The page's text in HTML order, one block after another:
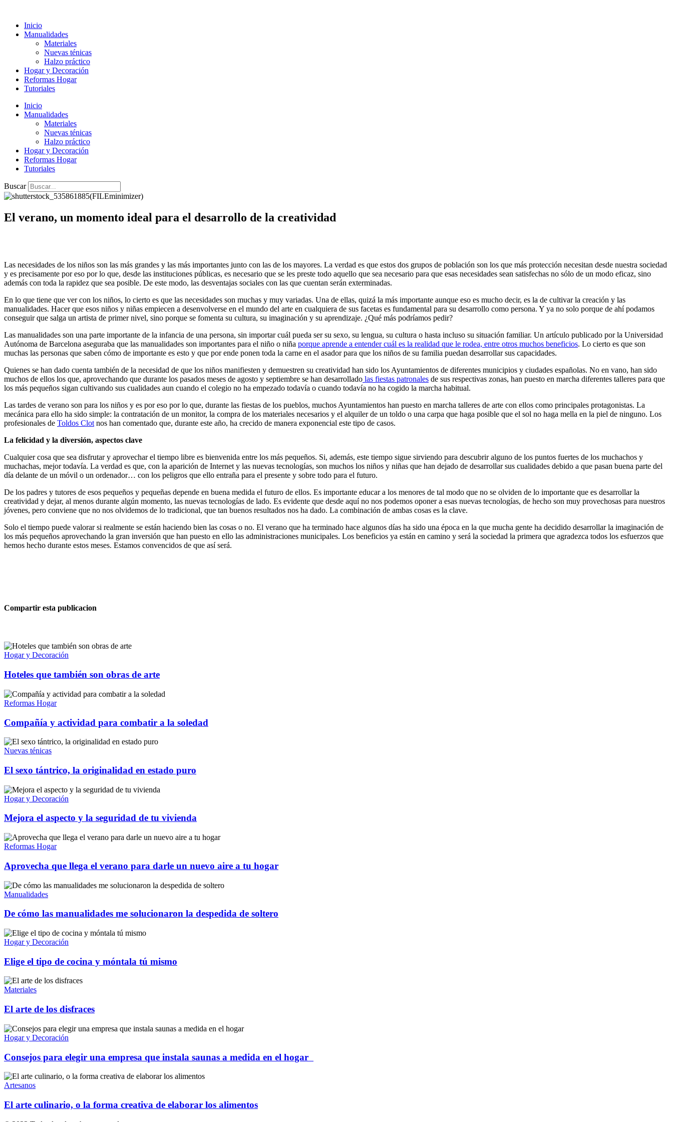
contenido
Inicio
Manualidades
Materiales
Nuevas ténicas
Halzo práctico
Hogar y Decoración
Reformas Hogar
Tutoriales
Inicio
Manualidades
Materiales
Nuevas ténicas
Halzo práctico
Hogar y Decoración
Reformas Hogar
Tutoriales
Buscar
El verano, un momento ideal para el desarrollo de la creatividad
Las necesidades de los niños son las más grandes y las más importantes junto con las de los mayores. La verdad es que estos dos grupos de población son los que más protección necesitan desde nuestra sociedad
y es precisamente por eso por lo que, desde las instituciones públicas, es necesario que se les preste todo aquello que sea necesario para que esas necesidades sean satisfechas no sólo de un modo eficaz, sino
además con toda la rapidez que sea posible. De este modo, las desventajas sociales con las que cuentan serán exterminadas.
En lo que tiene que ver con los niños, lo cierto es que las necesidades son muchas y muy variadas. Una de ellas, quizá la más importante aunque eso es mucho decir, es la de cultivar la creación y las
manualidades. Hacer que esos niños y niñas empiecen a desenvolverse en el mundo del arte en cualquiera de sus facetas es fundamental para su desarrollo como persona. Y ya no solo porque de ahí podamos
conseguir que salga un artista de primer nivel, sino porque se fomenta su cultura, su imaginación y su aprendizaje. ¿Qué más podríamos pedir?
Las manualidades son una parte importante de la infancia de una persona, sin importar cuál pueda ser su sexo, su lengua, su cultura o hasta incluso su situación familiar. Un artículo publicado por la Universidad
Autónoma de Barcelona aseguraba que las manualidades son importantes para el niño o niña porque aprende a entender cuál es la realidad que le rodea, entre otros muchos beneficios. Lo cierto es que son
muchas las personas que saben cómo de importante es esto y que por ende ponen toda la carne en el asador para que los niños de su familia puedan desarrollar sus capacidades.
Quienes se han dado cuenta también de la necesidad de que los niños manifiesten y demuestren su creatividad han sido los Ayuntamientos de diferentes municipios y ciudades españolas. No en vano, han sido
muchos de ellos los que, aprovechando que durante los pasados meses de agosto y septiembre se han desarrollado las fiestas patronales de sus respectivas zonas, han puesto en marcha diferentes talleres para que
los más pequeños sigan cultivando sus cualidades aun cuando el colegio no ha empezado todavía o cuando todavía no ha cogido la marcha habitual.
Las tardes de verano son para los niños y es por eso por lo que, durante las fiestas de los pueblos, muchos Ayuntamientos han puesto en marcha talleres de arte con ellos como principales protagonistas. La
mecánica para ello ha sido simple: la contratación de un monitor, la compra de los materiales necesarios y el alquiler de un toldo o una carpa que haga posible que el sol no haga mella en la piel de ninguno. Los
profesionales de Toldos Clot nos han comentado que, durante este año, ha crecido de manera exponencial este tipo de casos.
La felicidad y la diversión, aspectos clave
Cualquier cosa que sea disfrutar y aprovechar el tiempo libre es bienvenida entre los más pequeños. Si, además, este tiempo sigue sirviendo para descubrir alguno de los puntos fuertes de los muchachos y
muchachas, mejor todavía. La verdad es que, con la aparición de Internet y las nuevas tecnologías, son muchos los niños y niñas que han dejado de desarrollar sus cualidades debido a que pasan buena parte del
día delante de un móvil o un ordenador… con los peligros que ello entraña para el presente y sobre todo para el futuro.
De los padres y tutores de esos pequeños y pequeñas depende en buena medida el futuro de ellos. Es importante educar a los menores de tal modo que no se olviden de lo importante que es desarrollar la
creatividad y dejar, al menos durante algún momento, las nuevas tecnologías de lado. Es evidente que desde aquí no nos podemos oponer a esas nuevas tecnologías, de hecho son muy provechosas para nuestros
jóvenes, pero conviene que no nos olvidemos de lo tradicional, que tan buenos resultados nos ha dado. La combinación de ambas cosas es la clave.
Solo el tiempo puede valorar si realmente se están haciendo bien las cosas o no. El verano que ha terminado hace algunos días ha sido una época en la que mucha gente ha decidido desarrollar la imaginación de
los más pequeños aprovechando la gran inversión que han puesto en ello las administraciones municipales. Los beneficios ya están en camino y será la sociedad la primera que agradezca todos los esfuerzos que
hemos hecho durante estos meses. Estamos convencidos de que así será.
Compartir esta publicacion
Hogar y Decoración
Hoteles que también son obras de arte
Reformas Hogar
Compañía y actividad para combatir a la soledad
Nuevas ténicas
El sexo tántrico, la originalidad en estado puro
Hogar y Decoración
Mejora el aspecto y la seguridad de tu vivienda
Reformas Hogar
Aprovecha que llega el verano para darle un nuevo aire a tu hogar
Manualidades
De cómo las manualidades me solucionaron la despedida de soltero
Hogar y Decoración
Elige el tipo de cocina y móntala tú mismo
Materiales
El arte de los disfraces
Hogar y Decoración
Consejos para elegir una empresa que instala saunas a medida en el hogar
Artesanos
El arte culinario, o la forma creativa de elaborar los alimentos